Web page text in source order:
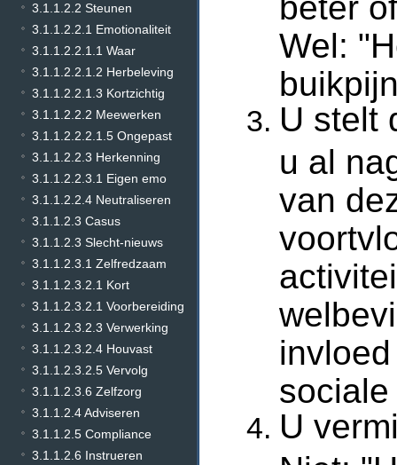
3.1.1.2.2 Steunen
3.1.1.2.2.1 Emotionaliteit
3.1.1.2.2.1.1 Waar
3.1.1.2.2.1.2 Herbeleving
3.1.1.2.2.1.3 Kortzichtig
3.1.1.2.2.2 Meewerken
3.1.1.2.2.2.1.5 Ongepast
3.1.1.2.2.3 Herkenning
3.1.1.2.2.3.1 Eigen emo
3.1.1.2.2.4 Neutraliseren
3.1.1.2.3 Casus
3.1.1.2.3 Slecht-nieuws
3.1.1.2.3.1 Zelfredzaam
3.1.1.2.3.2.1 Kort
3.1.1.2.3.2.1 Voorbereiding
3.1.1.2.3.2.3 Verwerking
3.1.1.2.3.2.4 Houvast
3.1.1.2.3.2.5 Vervolg
3.1.1.2.3.6 Zelfzorg
3.1.1.2.4 Adviseren
3.1.1.2.5 Compliance
3.1.1.2.6 Instrueren
Wel:
U stelt
u al
van
U